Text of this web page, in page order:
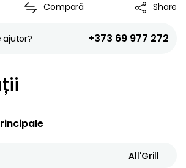
Compară Share
ajutor? +373 69 977 272
All'Grill